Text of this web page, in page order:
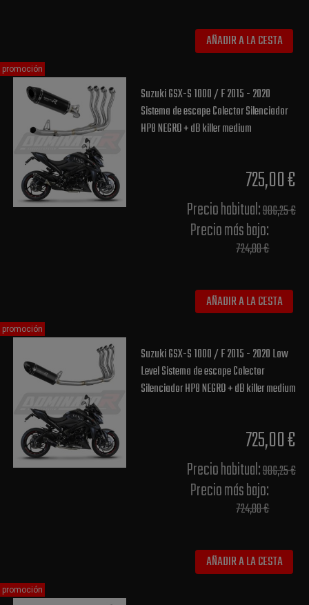
AÑADIR A LA CESTA
Suzuki GSX-S 1000 / F 2015 - 2020
Sistema de escape Colector Silenciador
HP8 NEGRO + dB killer medium
725,00 €
Precio habitual​:906,25 €
Precio más bajo​:
724,00 €
AÑADIR A LA CESTA
promoción
Suzuki GSX-S 1000 / F 2015 - 2020 Low
Level Sistema de escape Colector
Silenciador HP8 NEGRO + dB killer medium
725,00 €
Precio habitual​:906,25 €
Precio más bajo​:
724,00 €
AÑADIR A LA CESTA
promoción
promoción